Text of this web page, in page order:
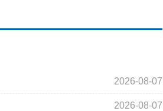
2026-08-07
2026-08-07